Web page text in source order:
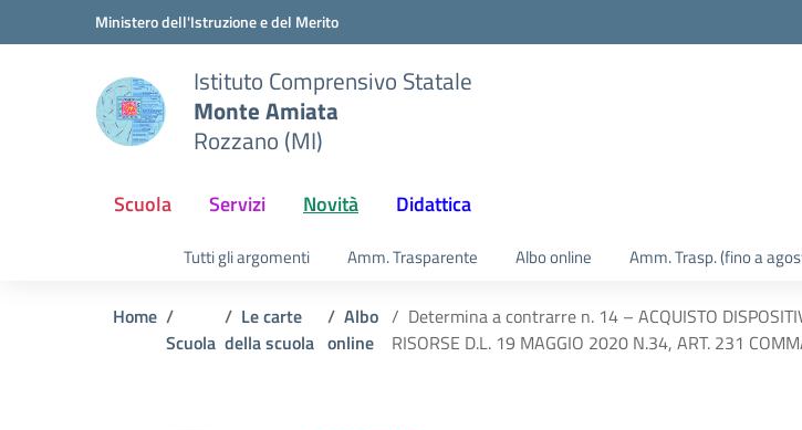
Vai ai contenuti
Vai al menu di navigazioneMinistero dell'Istruzione e del Merito
Istituto Comprensivo Statale
Monte Amiata
Rozzano (MI)
Scuola Servizi Novità Didattica
Tutti gli argomenti Amm. Trasparente Albo online Amm. Trasp. (fino a
Home
Scuola
Le carte
della scuola
Albo
online
Determina a contrarre n. 14 – ACQUISTO
RISORSE D.L. 19 MAGGIO 2020 N.34, ART. 231